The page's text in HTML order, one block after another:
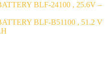
BLF-24100 , 25.6V –
BLF-B51100 , 51.2 V